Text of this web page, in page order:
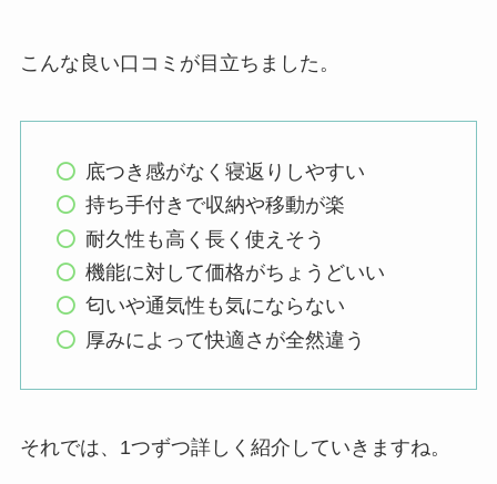
こんな良い口コミが目立ちました。
底つき感がなく寝返りしやすい
持ち手付きで収納や移動が楽
耐久性も高く長く使えそう
機能に対して価格がちょうどいい
匂いや通気性も気にならない
厚みによって快適さが全然違う
それでは、1つずつ詳しく紹介していきますね。